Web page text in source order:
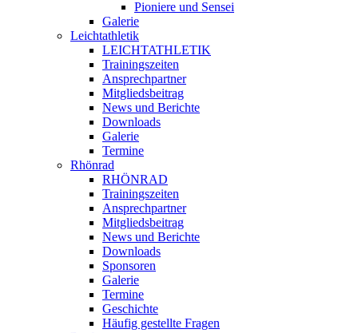
Pioniere und Sensei
Galerie
Leichtathletik
LEICHTATHLETIK
Trainingszeiten
Ansprechpartner
Mitgliedsbeitrag
News und Berichte
Downloads
Galerie
Termine
Rhönrad
RHÖNRAD
Trainingszeiten
Ansprechpartner
Mitgliedsbeitrag
News und Berichte
Downloads
Sponsoren
Galerie
Termine
Geschichte
Häufig gestellte Fragen